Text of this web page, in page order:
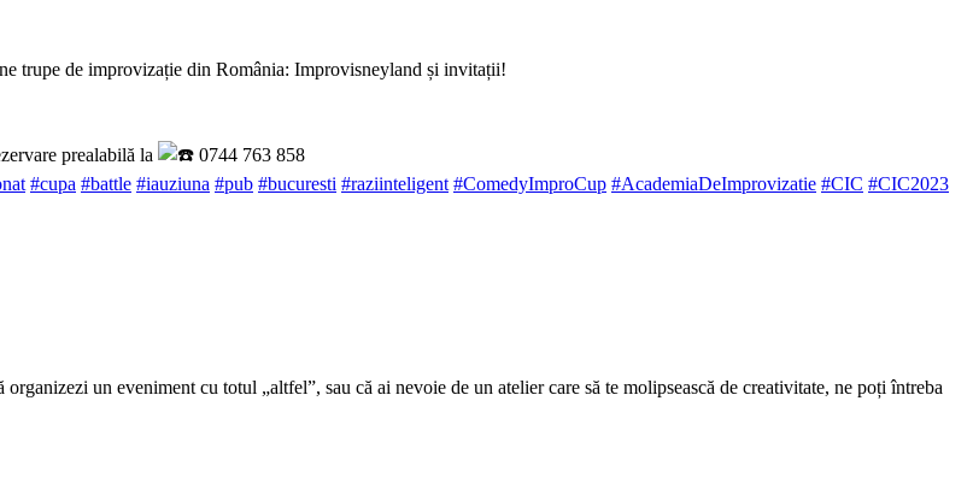
trupe de improvizație din România: Improvisneyland și invitații!
prealabilă la
0744 763 858
#cupa #battle #iauziuna #pub #bucuresti #raziinteligent #ComedyImproCup #AcademiaDeImprovizatie #CIC #CIC2023
un eveniment cu totul „altfel”, sau că ai nevoie de un atelier care să te molipsească de creativitate, ne poți întreba